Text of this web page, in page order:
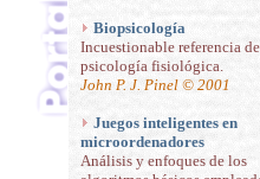
Biopsicología
Incuestionable referencia
psicología fisiológica.
John P. J. Pinel © 2001
Juegos inteligentes en
microordenadores
Análisis y enfoques de los